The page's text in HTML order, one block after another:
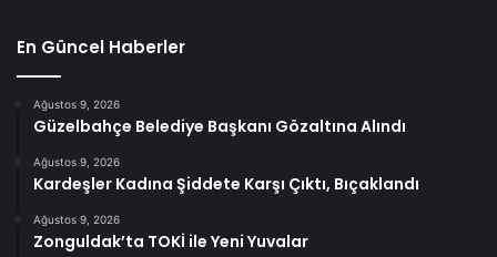
En Güncel Haberler
Ağustos 9, 2026
Güzelbahçe Belediye Başkanı Gözaltına Alındı
Ağustos 9, 2026
Kardeşler Kadına Şiddete Karşı Çıktı, Bıçaklandı
Ağustos 9, 2026
Zonguldak’ta TOKİ ile Yeni Yuvalar